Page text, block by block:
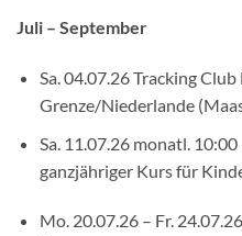
Juli – September
Sa. 04.07.26 Tracking
Grenze/Niederlande
Sa. 11.07.26 monatl.
ganzjähriger Kurs für
Mo. 20.07.26 – Fr.